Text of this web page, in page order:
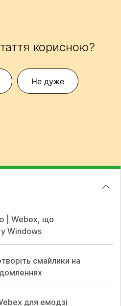
корисною?
Не дуже
| Webex, що
Windows
смайлики на
для емодзі